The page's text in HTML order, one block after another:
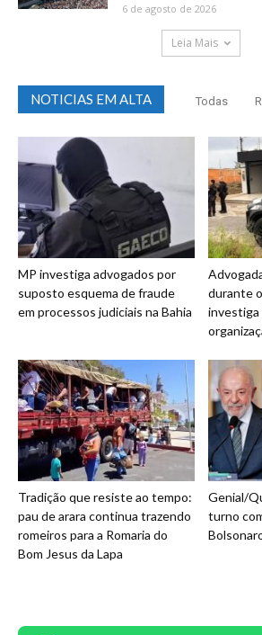
6 de agosto de 2026
Leia Mais
NOTICIAS EM ALTA Todas
MP investiga advogados por
suposto esquema de fraude
em processos judiciais na Bahia
durante
investiga
Tradição que resiste ao tempo:
pau de arara continua trazendo
romeiros para a Romaria do
Bom Jesus da Lapa
Genial/
turno